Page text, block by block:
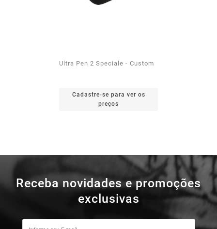
Ultra Pen 2 Speciale - Custom
Cadastre-se para ver os
preços
Receba novidades e promoções
exclusivas